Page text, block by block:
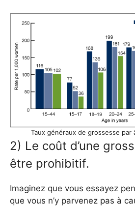
Taux généraux de grossesse par
2) Le coût d’une
être prohibitif.
Imaginez que vous essayez
que vous n’y parvenez pas à